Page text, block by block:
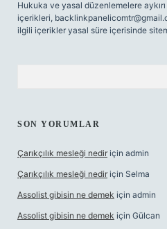
Hukuka ve yasal düzenlemelere
içerikleri,
ilgili içerikler yasal süre içerisinde
SON YORUMLAR
Çarıkçılık mesleği nedir için admin
Çarıkçılık mesleği nedir için Selma
Assolist gibisin ne demek için admin
Assolist gibisin ne demek için Gülcan